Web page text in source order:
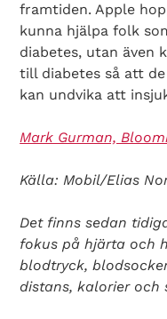
framtiden. Apple
kunna hjälpa folk
diabetes, utan även
till diabetes så att
kan undvika att
Mark Gurman,
Källa: Mobil/Elias
Det finns sedan
fokus på hjärta och
blodtryck,
distans, kalorier och